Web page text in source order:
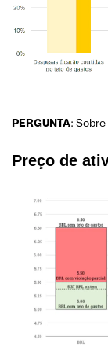
PERGUNTA:
Preço de